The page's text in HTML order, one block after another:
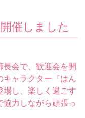
催しました
会で、歓迎会を開
ャラクター『はん
し、楽しく過ごす
力しながら頑張っ